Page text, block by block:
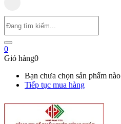
0
Giỏ hàng0
Bạn chưa chọn sản phẩm nào
Tiếp tục mua hàng